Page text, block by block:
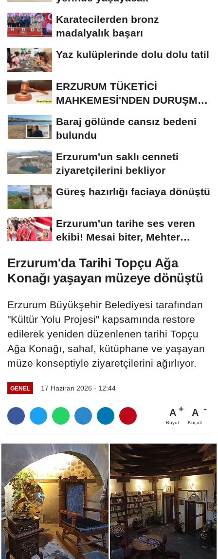
Karatecilerden bronz
madalyalık başarı
Yaz kulüplerinde dolu dolu tatil
ERZURUM TÜKETİCİ
MAHKEMESİ'NDEN DURUŞMA
Baraj gölünde cansız bedeni
bulundu
Erzurum'un saklı cenneti
ziyaretçilerini bekliyor
Güreş hazırlığı faciaya dönüştü
Erzurum'un tarihe ses veren
ekibi! Mesai biter, Mehter
Erzurum'da Tarihi Topçu Ağa
Konağı yaşayan müzeye dönüştü
Erzurum Büyükşehir Belediyesi tarafından
"Kültür Yolu Projesi" kapsamında restore
edilerek yeniden düzenlenen tarihi Topçu
Ağa Konağı, sahaf, kütüphane ve yaşayan
müze konseptiyle ziyaretçilerini ağırlıyor.
GENEL 17 Haziran 2026 - 12:44
A
Büyüt
A
Küçült